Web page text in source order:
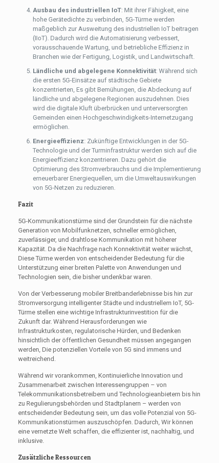
Ausbau des industriellen IoT: Mit ihrer Fähigkeit, eine
hohe Gerätedichte zu verbinden, 5G-Türme werden
maßgeblich zur Ausweitung des industriellen IoT beitragen
(IIoT). Dadurch wird die Automatisierung verbessert,
vorausschauende Wartung, und betriebliche Effizienz in
Branchen wie der Fertigung, Logistik, und Landwirtschaft.
Ländliche und abgelegene Konnektivität: Während sich
die ersten 5G-Einsätze auf städtische Gebiete
konzentrierten, Es gibt Bemühungen, die Abdeckung auf
ländliche und abgelegene Regionen auszudehnen. Dies
wird die digitale Kluft überbrücken und unterversorgten
Gemeinden einen Hochgeschwindigkeits-Internetzugang
ermöglichen.
Energieeffizienz: Zukünftige Entwicklungen in der 5G-
Technologie und der Turminfrastruktur werden sich auf die
Energieeffizienz konzentrieren. Dazu gehört die
Optimierung des Stromverbrauchs und die Implementierung
erneuerbarer Energiequellen, um die Umweltauswirkungen
von 5G-Netzen zu reduzieren.
Fazit
5G-Kommunikationstürme sind der Grundstein für die nächste
Generation von Mobilfunknetzen, schneller ermöglichen,
zuverlässiger, und drahtlose Kommunikation mit höherer
Kapazität. Da die Nachfrage nach Konnektivität weiter wächst,
Diese Türme werden von entscheidender Bedeutung für die
Unterstützung einer breiten Palette von Anwendungen und
Technologien sein, die bisher undenkbar waren.
Von der Verbesserung mobiler Breitbanderlebnisse bis hin zur
Stromversorgung intelligenter Städte und industriellem IoT, 5G-
Türme stellen eine wichtige Infrastrukturinvestition für die
Zukunft dar. Während Herausforderungen wie
Infrastrukturkosten, regulatorische Hürden, und Bedenken
hinsichtlich der öffentlichen Gesundheit müssen angegangen
werden, Die potenziellen Vorteile von 5G sind immens und
weitreichend.
Während wir vorankommen, Kontinuierliche Innovation und
Zusammenarbeit zwischen Interessengruppen – von
Telekommunikationsbetreibern und Technologieanbietern bis hin
zu Regulierungsbehörden und Stadtplanern – werden von
entscheidender Bedeutung sein, um das volle Potenzial von 5G-
Kommunikationstürmen auszuschöpfen. Dadurch, Wir können
eine vernetzte Welt schaffen, die effizienter ist, nachhaltig, und
inklusive.
Zusätzliche Ressourcen